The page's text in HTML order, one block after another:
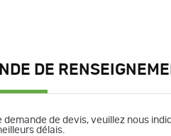
DE
demande de devis, veuillez nous
délais.